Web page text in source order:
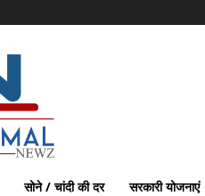
सोने / चांदी की दर सरकारी योजनाएं